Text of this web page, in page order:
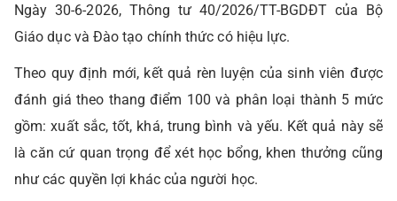
Ngày 30-6-2026, Thông tư 40/2026/TT-BGDĐT của Bộ
Giáo dục và Đào tạo chính thức có hiệu lực.
Theo quy định mới, kết quả rèn luyện của sinh viên được
đánh giá theo thang điểm 100 và phân loại thành 5 mức
gồm: xuất sắc, tốt, khá, trung bình và yếu. Kết quả này sẽ
là căn cứ quan trọng để xét học bổng, khen thưởng cũng
như các quyền lợi khác của người học.